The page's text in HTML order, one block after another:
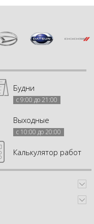
Будни
с 9:00 до 21:00
Выходные
с 10:00 до 20:00
Калькулятор работ